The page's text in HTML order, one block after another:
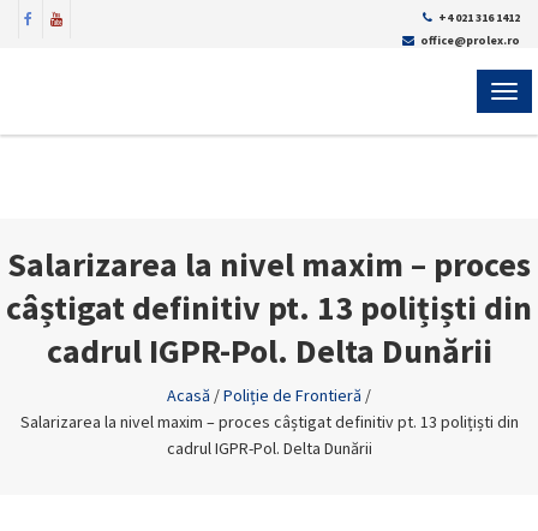
+4 021 316 1412
office@prolex.ro
Salarizarea la nivel maxim – proces
câștigat definitiv pt. 13 polițiști din
cadrul IGPR-Pol. Delta Dunării
Acasă /Poliție de Frontieră /
Salarizarea la nivel maxim – proces câștigat definitiv pt. 13 polițiști din
cadrul IGPR-Pol. Delta Dunării